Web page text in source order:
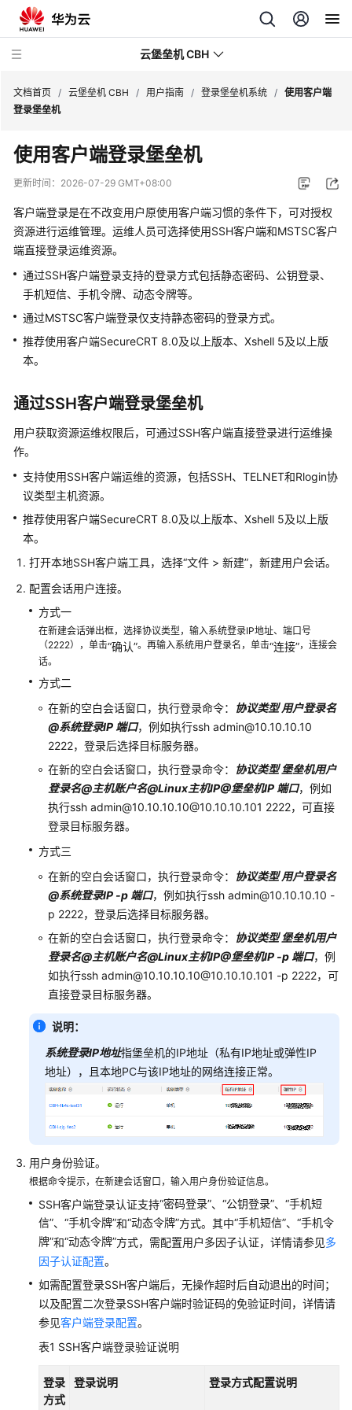
云堡垒机 CBH
最
动
态
服
务
告
产
介
绍
说
明
快
入
门
指
操
作
指
引
通
IAM
授
予
用
CBH
的
权
限
买
堡
垒
云
产
委
托
授
权
例
管
理
录
堡
文档首页 / 云堡垒机 CBH / 用户指南 / 登录堡垒机系统 / 使用客户端
登录堡垒机
使用客户端登录堡垒机
更新时间： 2026-07-29 GMT+08:00
客户端登录是在不改变用户原使用客户端习惯的条件下，可对授权
资源进行运维管理。运维人员可选择使用SSH客户端和MSTSC客户
端直接登录运维资源。
通过SSH客户端登录支持的登录方式包括静态密码、公钥登录、
手机短信、手机令牌、动态令牌等。
通过MSTSC客户端登录仅支持静态密码的登录方式。
推荐使用客户端SecureCRT 8.0及以上版本、Xshell 5及以上版
本。
通过SSH客户端登录堡垒机
用户获取资源运维权限后，可通过SSH客户端直接登录进行运维操
作。
支持使用SSH客户端运维的资源，包括SSH、TELNET和Rlogin协
议类型主机资源。
推荐使用客户端SecureCRT 8.0及以上版本、Xshell 5及以上版
本。
打开本地SSH客户端工具，选择“文件 > 新建”，新建用户会话。
配置会话用户连接。
方式一
在新建会话弹出框，选择协议类型，输入系统登录IP地址、端口号
（2222），单击“确认”。再输入系统用户登录名，单击“连接”，连接会
话。
方式二
在新的空白会话窗口，执行登录命令：
协议类型 用户登录名
@系统登录IP 端口，例如执行ssh admin@10.10.10.10
2222，登录后选择目标服务器。
在新的空白会话窗口，执行登录命令：
协议类型 堡垒机用户
登录名@主机账户名@Linux主机IP@堡垒机IP 端口，例如
执行ssh admin@10.10.10.10@10.10.10.101 2222，可直接
登录目标服务器。
方式三
在新的空白会话窗口，执行登录命令：
协议类型 用户登录名
@系统登录IP -p 端口，例如执行ssh admin@10.10.10.10 -
p 2222，登录后选择目标服务器。
在新的空白会话窗口，执行登录命令：
协议类型 堡垒机用户
登录名@主机账户名@Linux主机IP@堡垒机IP -p 端口，例
如执行ssh admin@10.10.10.10@10.10.10.101 -p 2222，可
直接登录目标服务器。
说明：
系统登录IP地址指堡垒机的IP地址（私有IP地址或弹性IP
地址），且本地PC与该IP地址的网络连接正常。
用户身份验证。
根据命令提示，在新建会话窗口，输入用户身份验证信息。
SSH客户端登录认证支持“密码登录”、 “公钥登录”、 “手机短
信”、 “手机令牌”和“动态令牌”方式。其中“手机短信”、 “手机令
牌”和“动态令牌”方式，需配置用户多因子认证，详情请参见多
因子认证配置。
如需配置登录SSH客户端后，无操作超时后自动退出的时间；
以及配置二次登录SSH客户端时验证码的免验证时间，详情请
参见客户端登录配置。
表1 SSH客户端登录验证说明
登录
方式
登录说明 登录方式配置说明